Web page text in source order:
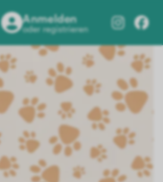
Anmelden
oder registrieren